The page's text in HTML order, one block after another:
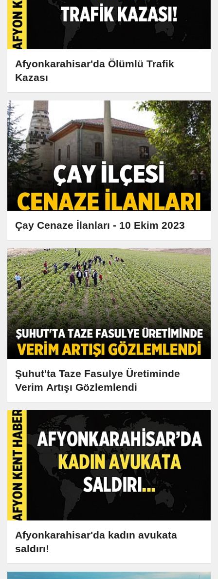
Afyonkarahisar'da Ölümlü Trafik
Kazası
Çay Cenaze İlanları - 10 Ekim 2023
Şuhut'ta Taze Fasulye Üretiminde
Verim Artışı Gözlemlendi
Afyonkarahisar'da kadın avukata
saldırı!